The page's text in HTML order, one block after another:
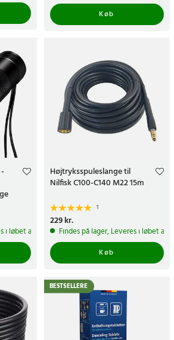
Køb
i løbet af 1-2 hverdage
Højtryksspuleslange til
Nilfisk C100-C140 M22 15m
1
Pris:229 kr.
229 kr.
Findes på lager, Leveres i løbet af
Køb
BESTSELLERE